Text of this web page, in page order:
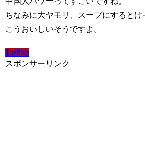
ちなみに大ヤモリ、スープにするとけ
こうおいしいそうですよ。
動植物
スポンサーリンク